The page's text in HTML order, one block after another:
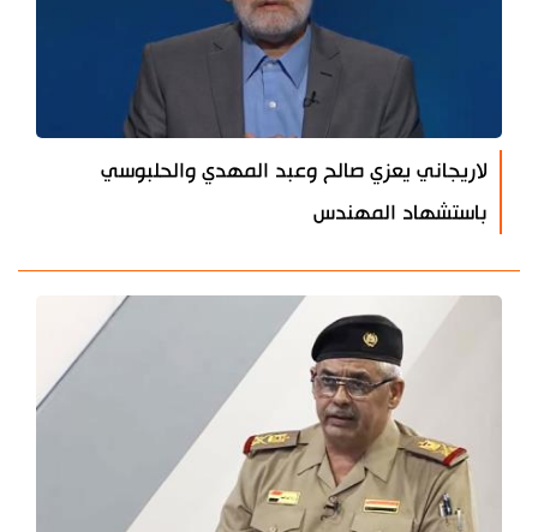
لاريجاني يعزي صالح وعبد المهدي والحلبوسي
باستشهاد المهندس